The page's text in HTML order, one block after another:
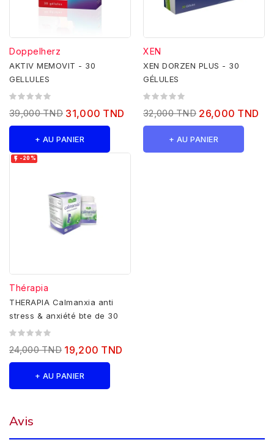
Doppelherz
AKTIV MEMOVIT - 30
GELLULES
39,000 TND 31,000 TND
+ AU PANIER
XEN
XEN DORZEN PLUS - 30
GÉLULES
32,000 TND 26,000 TND
+ AU PANIER
 -20%
Thérapia
THERAPIA Calmanxia anti
stress & anxiété bte de 30
24,000 TND 19,200 TND
+ AU PANIER
Avis